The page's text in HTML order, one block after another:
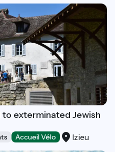
to exterminated Jewish
Accueil Vélo Izieu